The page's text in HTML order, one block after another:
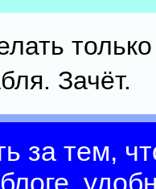
Зачёт.
за тем,